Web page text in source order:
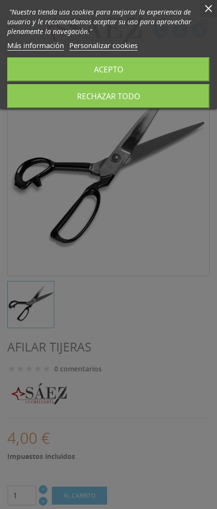

AFILAR TIJERAS
0 comentarios
4,00 €
Impuestos incluidos
AL CARRITO
"Nuestra tienda usa cookies para mejorar la experiencia de
usuario y le recomendamos aceptar su uso para aprovechar
plenamente la navegación."
Más información Personalizar cookies
RECHAZAR TODO
ACEPTO